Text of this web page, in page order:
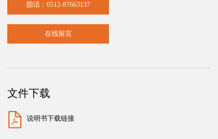
固话：0512-87663137
在线留言
文件下载
说明书下载链接